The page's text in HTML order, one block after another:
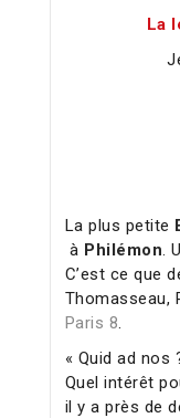
La
La plus petite
à Philémon .
C’est ce que
Thomasseau,
Paris 8
« Quid ad nos
Quel intérêt
il y a près de